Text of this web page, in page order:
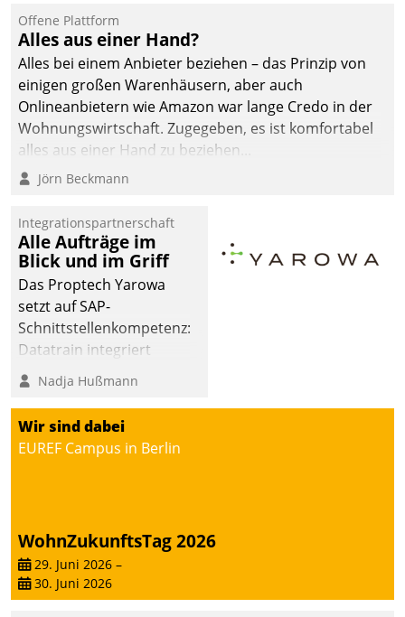
einsehen und ändern
oder
Schadensmeldungen
abgeben – rund um die
Uhr.
Offene Plattform
Alles aus einer Hand?
Alles bei einem Anbieter beziehen – das Prinzip von
einigen großen Warenhäusern, aber auch
Onlineanbietern wie Amazon war lange Credo in der
Wohnungswirtschaft. Zugegeben, es ist komfortabel
alles aus einer Hand zu beziehen...
Jörn Beckmann
Integrationspartnerschaft
Alle Aufträge im
Blick und im Griff
Das Proptech Yarowa
setzt auf SAP-
Schnittstellenkompetenz:
Datatrain integriert
Yarowas Portal zur
Vergabe und Verwaltung
von Aufträgen der
operativen
Instandhaltung in die
– und beschleunigt damit
den Weg vom
Mieteranliegen zum
Nadja Hußmann
Wir sind dabei
EUREF Campus in Berlin
WohnZukunftsTag 2026
29. Juni 2026 –
30. Juni 2026